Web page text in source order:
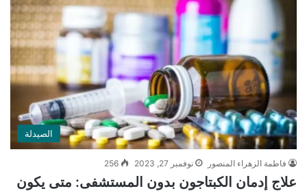
الصيدلة
فاطمة الزهراء المنصور نوفمبر 27, 2023 256
علاج إدمان الكبتاجون بدون المستشفى: متى يكون